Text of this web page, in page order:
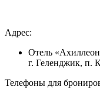
Адрес:
Отель
г. Геленджик, п.
Телефоны для